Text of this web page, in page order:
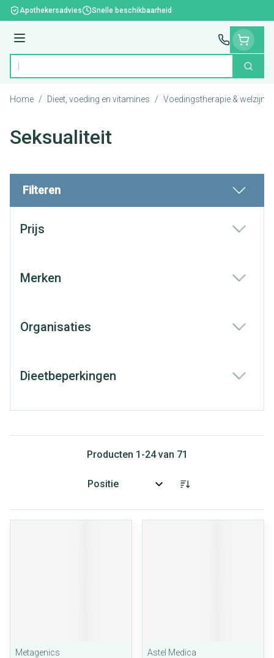
Ga naar de inhoud
Apothekersadvies Snelle beschikbaarheid
Menu
Product, merk, categorie... Zoek
Home / Dieet, voeding en vitamines / Voedingstherapie & welzijn
Seksualiteit
Filteren
Prijs
Merken
Organisaties
Dieetbeperkingen
Producten 1 -24van 71
Sorteer op:
Metagenics
Astel Medica